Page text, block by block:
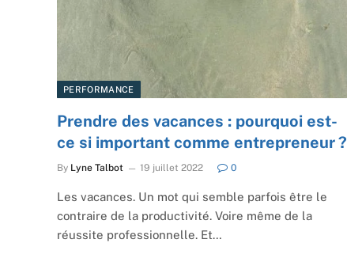
PERFORMANCE
Prendre des vacances : pourquoi est-
ce si important comme entrepreneur ?
By Lyne Talbot 19 juillet 2022 0
Les vacances. Un mot qui semble parfois être le
contraire de la productivité. Voire même de la
réussite professionnelle. Et…